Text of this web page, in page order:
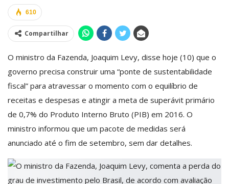
610
Compartilhar
O ministro da Fazenda, Joaquim Levy, disse hoje (10) que o
governo precisa construir uma “ponte de sustentabilidade
fiscal” para atravessar o momento com o equilíbrio de
receitas e despesas e atingir a meta de superávit primário
de 0,7% do Produto Interno Bruto (PIB) em 2016. O
ministro informou que um pacote de medidas será
anunciado até o fim de setembro, sem dar detalhes.